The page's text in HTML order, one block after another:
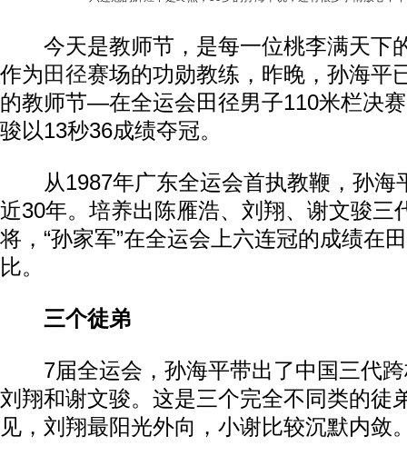
今天是教师节，是每一位桃李满天下
作为田径赛场的功勋教练，昨晚，孙海平
的教师节—在全运会田径男子110米栏决
骏以13秒36成绩夺冠。
从1987年广东全运会首执教鞭，孙海
近30年。培养出陈雁浩、刘翔、谢文骏三
将，“孙家军”在全运会上六连冠的成绩在
比。
三个徒弟
7届全运会，孙海平带出了中国三代
刘翔和谢文骏。这是三个完全不同类的徒
见，刘翔最阳光外向，小谢比较沉默内敛